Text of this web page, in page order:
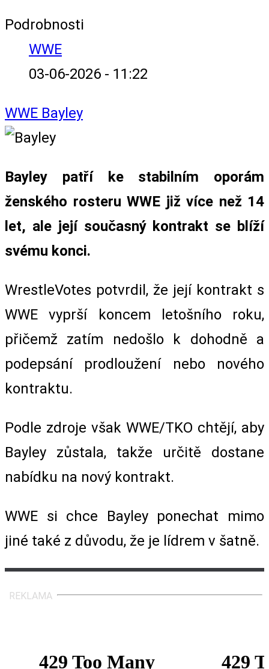
Podrobnosti
WWE
03-06-2026 - 11:22
WWE Bayley
Bayley patří ke stabilním oporám
ženského rosteru WWE již více než 14
let, ale její současný kontrakt se blíží
svému konci.
WrestleVotes potvrdil, že její kontrakt s
WWE vyprší koncem letošního roku,
přičemž zatím nedošlo k dohodně a
podepsání prodloužení nebo nového
kontraktu.
Podle zdroje však WWE/TKO chtějí, aby
Bayley zůstala, takže určitě dostane
nabídku na nový kontrakt.
WWE si chce Bayley ponechat mimo
jiné také z důvodu, že je lídrem v šatně.
REKLAMA